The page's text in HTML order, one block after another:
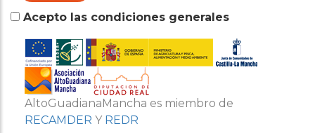
Acepto las condiciones generales
AltoGuadianaMancha es miembro de
RECAMDER Y REDR